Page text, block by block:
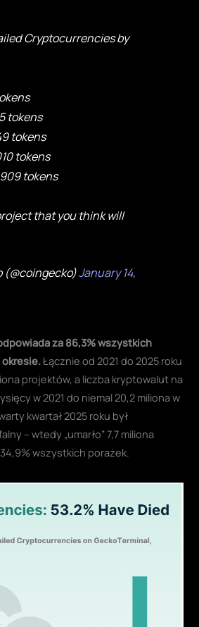
Cryptocurrencies by
tokens
tokens
tokens
tokens
that you think will
(@coingecko)January 14,
za 86,3% wszystkich
okresie.Łącznie od 2021 do 2025 roku
projektów, a liczba kryptowalut na
w 2021 do niemal 20,2 miliona w
kwartał 2025 roku był
– wtedy „umarło” 7,7 miliona
wszystkich porażek.